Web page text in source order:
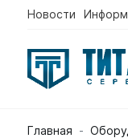
Новости
Главная